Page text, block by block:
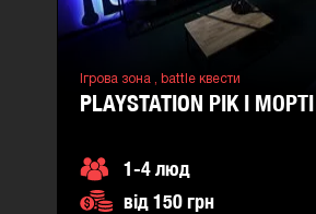
Ігрова зона , battle квести
PLAYSTATION РІК І
1-4 люд
від 150 грн